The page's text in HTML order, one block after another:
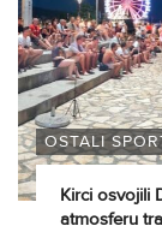
OSTALI
Kirci osvojili
atmosferu